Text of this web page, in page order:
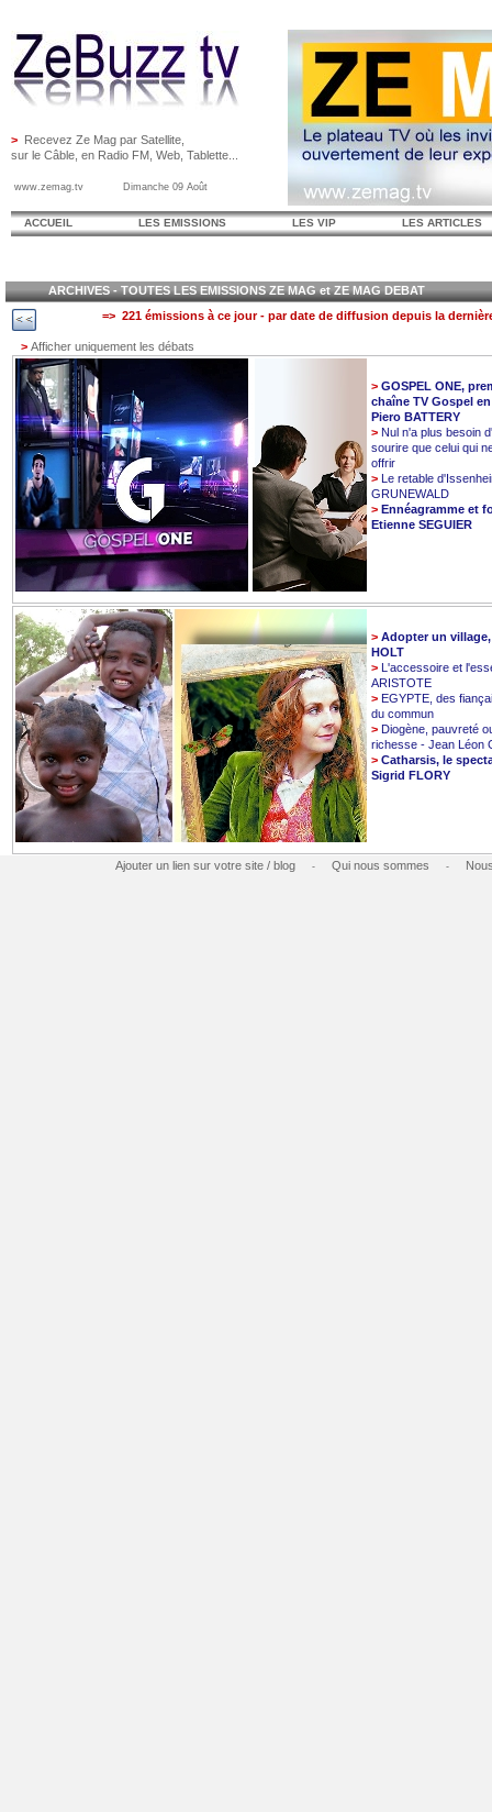
> Recevez Ze Mag par Satellite,
sur le Câble, en Radio FM, Web, Tablette...
www.zemag.tv Dimanche 09 Août
ACCUEIL LES EMISSIONS LES VIP LES ARTICLES
ARCHIVES - TOUTES LES EMISSIONS ZE MAG et ZE MAG DEBAT
=> 221 émissions à ce jour - par date de diffusion depuis la
> Afficher uniquement les débats
> GOSPEL ONE,
chaîne TV Gospel
Piero BATTERY
> Nul n'a plus besoin
sourire que celui qui
offrir
> Le retable
GRUNEWALD
> Ennéagramme et
Etienne SEGUIER
> Adopter un
HOLT
> L'accessoire et
ARISTOTE
> EGYPTE, des
du commun
> Diogène, pauvreté
richesse - Jean Léon
> Catharsis, le
Sigrid FLORY
Ajouter un lien sur votre site / blog - Qui nous sommes -